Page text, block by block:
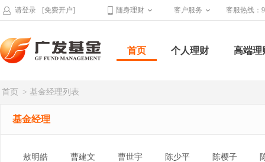
请登录 [免费开户] 随身理财 客户服务 客服热线：
首页 个人理财 高端理
首页 > 基金经理列表
基金经理
敖明皓 曹建文 曹世宇 陈少平 陈樱子